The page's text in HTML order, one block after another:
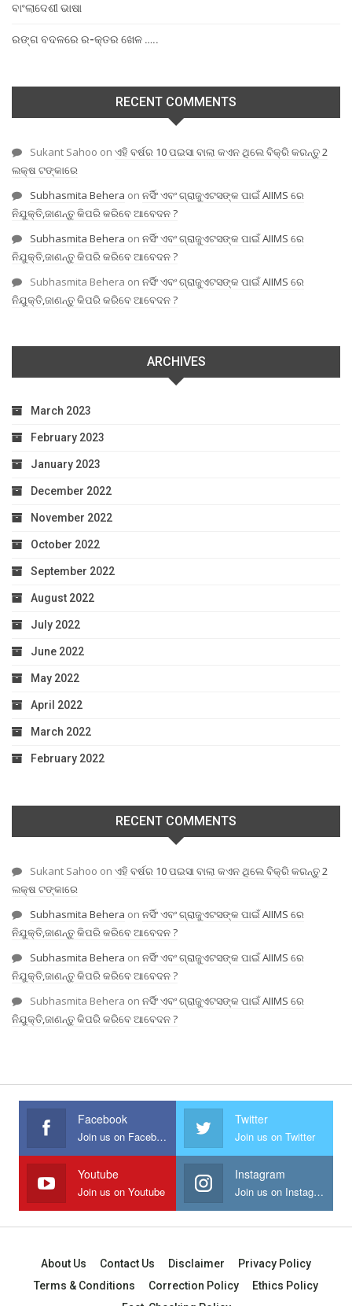
ବାଂଲାଦେଶୀ ଭାଷା
ରଙ୍ଗ ବଦଳରେ ର-କ୍ତର ଖେଳ …..
RECENT COMMENTS
Sukant Sahoo on ଏହି ବର୍ଷର 10 ପଇସା ବାଲା କଏନ ଥିଲେ ବିକ୍ରି କରନ୍ତୁ 2
ଲକ୍ଷ ଟଙ୍କାରେ
Subhasmita Behera on ନର୍ସିଂ ଏବଂ ଗ୍ରାଜୁଏଟସଙ୍କ ପାଇଁ AIIMS ରେ
ନିଯୁକ୍ତି,ଜାଣନ୍ତୁ କିପରି କରିବେ ଆବେଦନ ?
Subhasmita Behera on ନର୍ସିଂ ଏବଂ ଗ୍ରାଜୁଏଟସଙ୍କ ପାଇଁ AIIMS ରେ
ନିଯୁକ୍ତି,ଜାଣନ୍ତୁ କିପରି କରିବେ ଆବେଦନ ?
Subhasmita Behera on ନର୍ସିଂ ଏବଂ ଗ୍ରାଜୁଏଟସଙ୍କ ପାଇଁ AIIMS ରେ
ନିଯୁକ୍ତି,ଜାଣନ୍ତୁ କିପରି କରିବେ ଆବେଦନ ?
ARCHIVES
March 2023
February 2023
January 2023
December 2022
November 2022
October 2022
September 2022
August 2022
July 2022
June 2022
May 2022
April 2022
March 2022
February 2022
RECENT COMMENTS
Sukant Sahoo on ଏହି ବର୍ଷର 10 ପଇସା ବାଲା କଏନ ଥିଲେ ବିକ୍ରି କରନ୍ତୁ 2
ଲକ୍ଷ ଟଙ୍କାରେ
Subhasmita Behera on ନର୍ସିଂ ଏବଂ ଗ୍ରାଜୁଏଟସଙ୍କ ପାଇଁ AIIMS ରେ
ନିଯୁକ୍ତି,ଜାଣନ୍ତୁ କିପରି କରିବେ ଆବେଦନ ?
Subhasmita Behera on ନର୍ସିଂ ଏବଂ ଗ୍ରାଜୁଏଟସଙ୍କ ପାଇଁ AIIMS ରେ
ନିଯୁକ୍ତି,ଜାଣନ୍ତୁ କିପରି କରିବେ ଆବେଦନ ?
Subhasmita Behera on ନର୍ସିଂ ଏବଂ ଗ୍ରାଜୁଏଟସଙ୍କ ପାଇଁ AIIMS ରେ
ନିଯୁକ୍ତି,ଜାଣନ୍ତୁ କିପରି କରିବେ ଆବେଦନ ?
Facebook
Join us on Facebook
Twitter
Join us on Twitter
Youtube
Join us on Youtube
Instagram
Join us on Instagram
About Us Contact Us Disclaimer
Privacy Policy
Terms & Conditions
Correction Policy
Ethics Policy